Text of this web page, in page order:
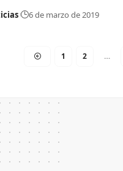
6 de marzo de 2019
1 2 …